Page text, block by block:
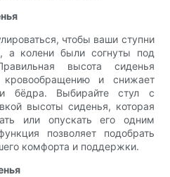
чтобы ваши ступни
а колени были согнуты под
высота сиденья
кровообращению и снижает
бёдра. Выбирайте стул с
высоты сиденья, которая
или опускать его одним
позволяет подобрать
комфорта и поддержки.